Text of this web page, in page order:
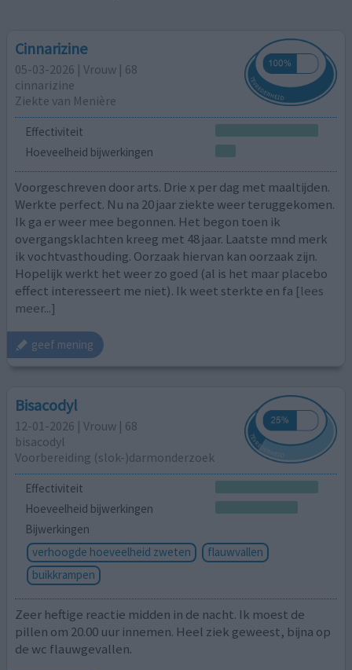
Cinnarizine
05-03-2026 | Vrouw | 68
cinnarizine
Ziekte van Menière
Effectiviteit
Hoeveelheid bijwerkingen
Voorgeschreven door arts. Drie x per dag met maaltijden.
Werkte perfect. Nu na 20 jaar ziekte weer teruggekomen.
Ik ga er weer mee begonnen. Het begon toen ik
overgangsklachten kreeg met 48 jaar. Laatste mnd merk
ik vochtvasthouding. Oorzaak hiervan kan oorzaak zijn.
Hopelijk werkt het weer zo goed (al is het maar placebo
effect interesseert me niet). Ik weet sterkte en fa [lees
meer...]
geef mening
Bisacodyl
12-01-2026 | Vrouw | 68
bisacodyl
Voorbereiding (slok-)darmonderzoek
Effectiviteit
Hoeveelheid bijwerkingen
Bijwerkingen
verhoogde hoeveelheid zweten
flauwvallen
buikkrampen
Zeer heftige reactie midden in de nacht. Ik moest de
pillen om 20.00 uur innemen. Heel ziek geweest, bijna op
de wc flauwgevallen.